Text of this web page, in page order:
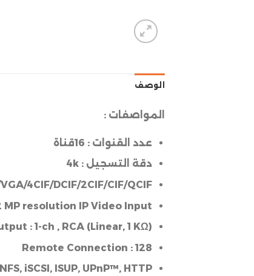
الوصف
المواصفات :
عدد القنوات : 16قناة
دقة التسجيل :
4CIF/DCIF/2CIF/CIF/QCIF
MP resolution IP Video Input
:1-ch , RCA ( Linear, 1 KΩ)
Remote Connection : 128
iSCSI, ISUP, UPnP™, HTTP